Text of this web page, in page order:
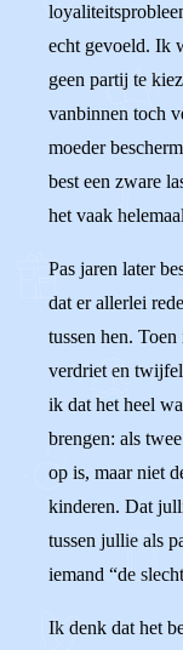
echt gevoeld. Ik
geen partij te
vanbinnen toch
moeder
best een zware
het vaak
Pas jaren later
dat er allerlei
tussen hen.
verdriet en
ik dat het heel
brengen: als
op is, maar niet
kinderen. Dat
tussen jullie als
iemand “de
Ik denk dat het